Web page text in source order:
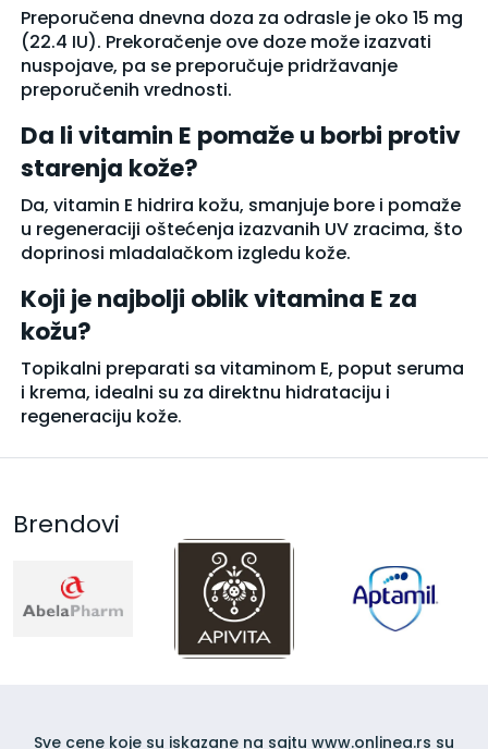
Preporučena dnevna doza za odrasle je oko 15 mg
(22.4 IU). Prekoračenje ove doze može izazvati
nuspojave, pa se preporučuje pridržavanje
preporučenih vrednosti.
Da li vitamin E pomaže u borbi protiv
starenja kože?
Da, vitamin E hidrira kožu, smanjuje bore i pomaže
u regeneraciji oštećenja izazvanih UV zracima, što
doprinosi mladalačkom izgledu kože.
Koji je najbolji oblik vitamina E za
kožu?
Topikalni preparati sa vitaminom E, poput seruma
i krema, idealni su za direktnu hidrataciju i
regeneraciju kože.
Brendovi
Sve cene koje su iskazane na sajtu www.onlinea.rs su